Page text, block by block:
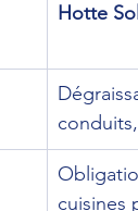
Hotte
cuisines